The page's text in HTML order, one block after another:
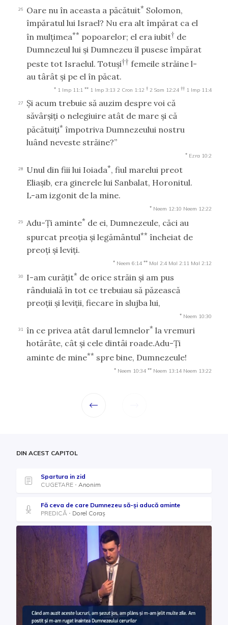
26 Oare nu în aceasta a păcătuit* Solomon,
împăratul lui Israel? Nu era alt împărat ca el
în mulţimea** popoarelor; el era iubit† de
Dumnezeul lui şi Dumnezeu îl pusese împărat
peste tot Israelul. Totuşi†† femeile străine l-
au târât şi pe el în păcat.
* 1 Imp 11:1 ** 1 Imp 3:13 2 Cron 1:12 † 2 Sam 12:24 †† 1 Imp 11:4
27
Şi acum trebuie să auzim despre voi că
săvârşiţi o nelegiuire atât de mare şi că
păcătuiţi* împotriva Dumnezeului nostru
luând neveste străine?”
* Ezra 10:2
28 Unul din fiii lui Ioiada*, fiul marelui preot
Eliaşib, era ginerele lui Sanbalat, Horonitul.
L-am izgonit de la mine.
* Neem 12:10 Neem 12:22
29 Adu-Ţi aminte* de ei, Dumnezeule, căci au
spurcat preoţia şi legământul** încheiat de
preoţi şi leviţi.
* Neem 6:14 ** Mal 2:4 Mal 2:11 Mal 2:12
30 I-am curăţit* de orice străin şi am pus
rânduială în tot ce trebuiau să păzească
preoţii şi leviţii, fiecare în slujba lui,
* Neem 10:30
31 în ce privea atât darul lemnelor* la vremuri
hotărâte, cât şi cele dintâi roade.Adu-Ţi
aminte de mine** spre bine, Dumnezeule!
* Neem 10:34 ** Neem 13:14 Neem 13:22
DIN ACEST CAPITOL
Spartura in zid
CUGETARE
Anonim
Fă ceva de care Dumnezeu să-și aducă aminte
PREDICĂ
Dorel Coraş